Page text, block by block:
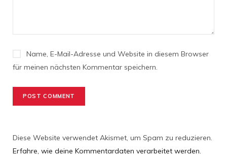
Name, E-Mail-Adresse und Website in diesem Browser
für meinen nächsten Kommentar speichern.
Diese Website verwendet Akismet, um Spam zu reduzieren.
Erfahre, wie deine Kommentardaten verarbeitet werden.